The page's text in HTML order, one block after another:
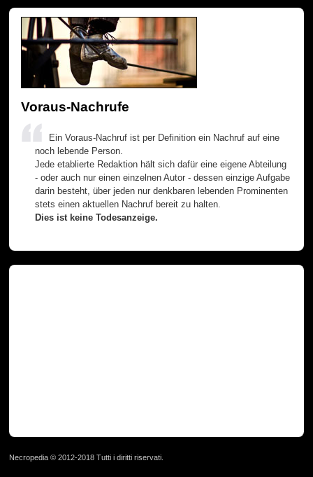
Voraus-Nachrufe
Ein Voraus-Nachruf ist per Definition ein Nachruf auf eine
noch lebende Person.
Jede etablierte Redaktion hält sich dafür eine eigene Abteilung
- oder auch nur einen einzelnen Autor - dessen einzige Aufgabe
darin besteht, über jeden nur denkbaren lebenden Prominenten
stets einen aktuellen Nachruf bereit zu halten.
Dies ist keine Todesanzeige.
Necropedia © 2012-2018 Tutti i diritti riservati.